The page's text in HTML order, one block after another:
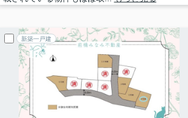
新築一戸建